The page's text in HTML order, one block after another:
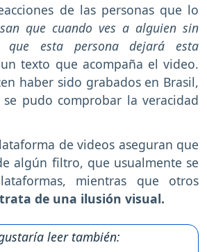
de las personas que lo
que cuando ves a alguien sin
que esta persona dejará esta
texto que acompaña el video.
haber sido grabados en Brasil,
pudo comprobar la veracidad
de videos aseguran que
algún filtro, que usualmente se
mientras que otros
de una ilusión visual.
leer también: